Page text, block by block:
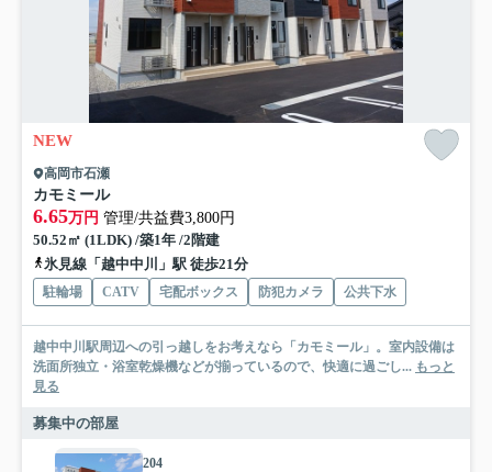
NEW
高岡市石瀬
カモミール
6.65万円 管理/共益費3,800円
50.52㎡ (1LDK) /築1年 /2階建
氷見線「越中中川」駅 徒歩21分
駐輪場 CATV 宅配ボックス 防犯カメラ 公共下水
越中中川駅周辺への引っ越しをお考えなら「カモミール」。室内設備は
洗面所独立・浴室乾燥機などが揃っているので、快適に過ごし... もっと
見る
募集中の部屋
204